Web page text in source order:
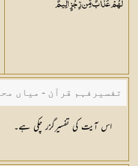
لَهُمْ عَذَابٌ مِّن رِّجْزٍأَلِيمٌ
تفسیرفہم قرآن - میاں
اس آیت کی تفسیرگزر چکی ہے۔